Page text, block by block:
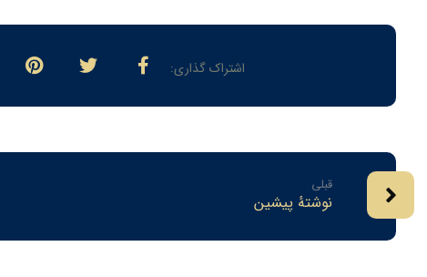
قبلی
نوشتهٔ پیشین